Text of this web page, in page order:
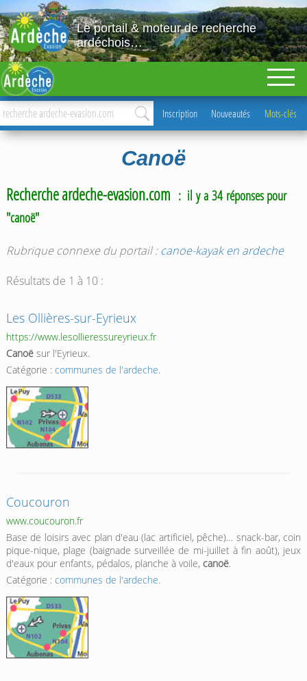
Le portail & moteur de recherche
ardéchois…
Inscription Nouveautés Mots-clés
Canoë
Recherche ardeche-evasion.com : il y a 34 réponses pour
"canoë"
Rubrique connexe du portail :canoe-kayak en ardeche
Résultats de 1 à 10 :
Les Ollières-sur-Eyrieux
https://www.lesollieressureyrieux.fr
Canoësur l'Eyrieux.
Catégorie : communes de l'ardeche.
Coucouron
www.coucouron.fr
Base de loisirs avec plan d'eau (lac artificiel, pêche)… snack-bar, coin
pique-nique, plage (baignade surveillée de mi-juillet à fin août), jeux
d'eaux pour enfants, pédalos, planche à voile, canoë.
Catégorie : communes de l'ardeche.